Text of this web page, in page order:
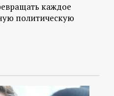
каждое
политическую